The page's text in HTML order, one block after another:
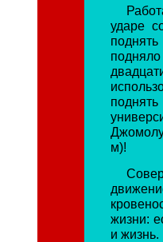
ударе
м)!
жизни:
и жизнь.